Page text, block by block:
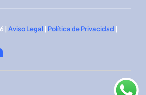
| Aviso Legal| Política de Privacidad